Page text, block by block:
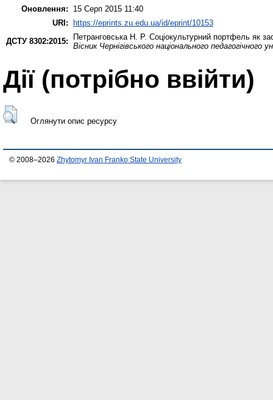
Оновлення:
15 Серп 2015 11:40
URI: https://eprints.zu.edu.ua/id/eprint/10153
ДСТУ 8302:2015:
Петранговська Н. Р. Соціокультурний портфель як
Вісник Чернігівського національного педагогічного
Дії ​​(потрібно ввійти)
Оглянути опис ресурсу
© 2008–2026 Zhytomyr Ivan Franko State University